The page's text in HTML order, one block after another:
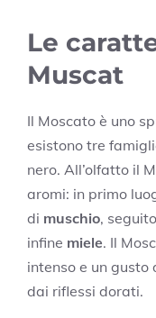
Le
Muscat
Il Moscato è uno
esistono tre
nero. All’olfatto il
aromi: in primo
di muschio,
infine miele. Il
intenso e un gusto
dai riflessi dorati.